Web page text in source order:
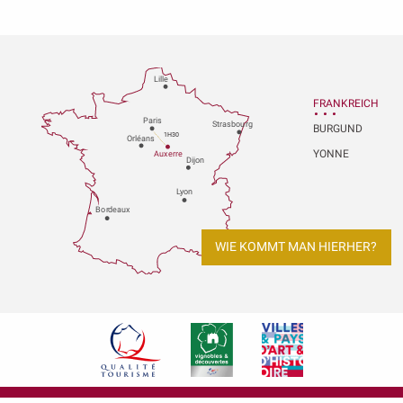
Paris
Dijon
Orléans
Bordeaux
Lyon
Auxerre
Strasbourg
Lille
1H30
FRANKREICH
BURGUND
YONNE
WIE KOMMT MAN HIERHER?